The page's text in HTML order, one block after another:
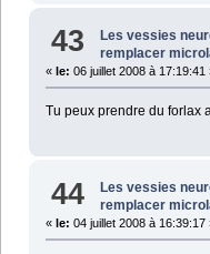
43 Les vessies
remplacer
« le: 06 juillet 2008 à 17:19:41
Tu peux prendre du forlax
44 Les vessies
remplacer
« le: 04 juillet 2008 à 16:39:17